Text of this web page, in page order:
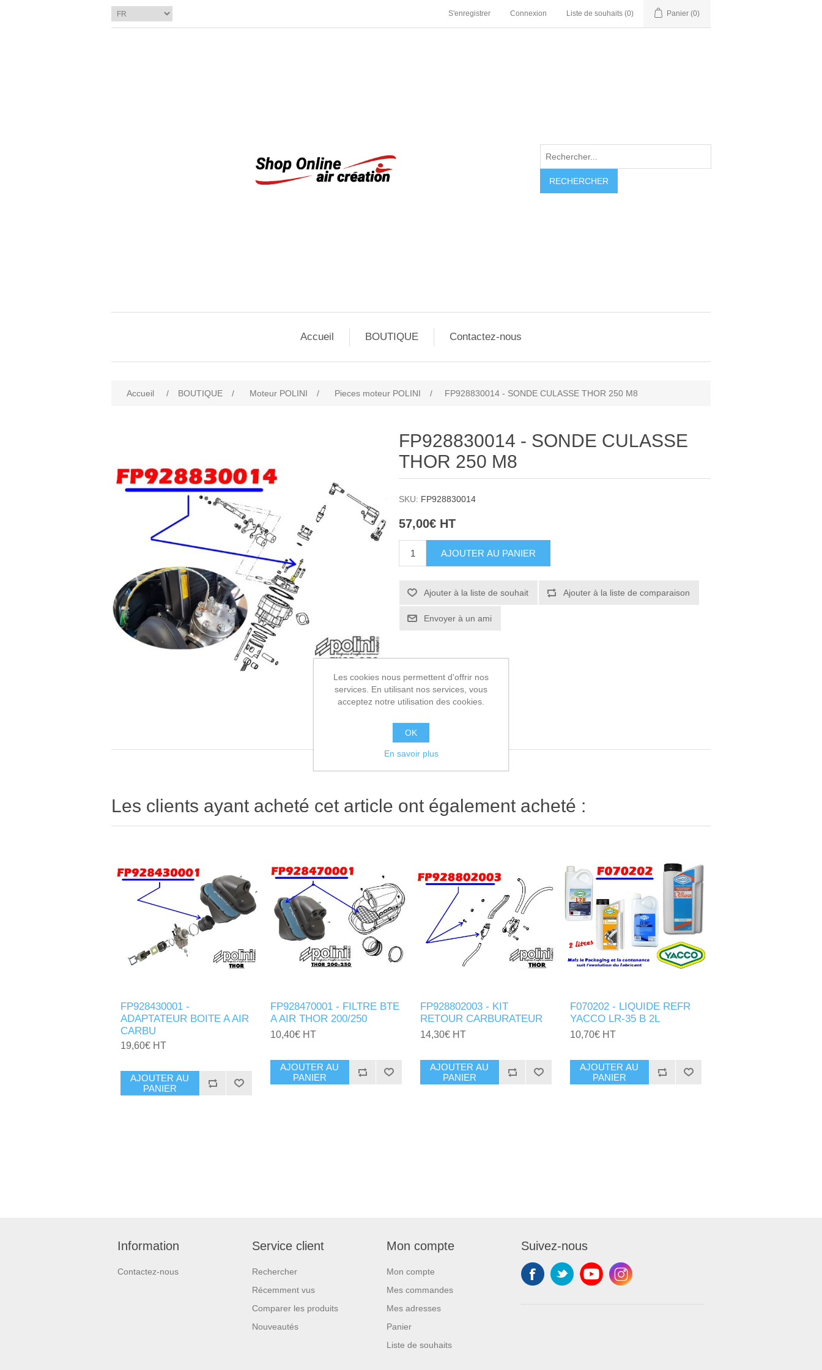
S'enregistrer Connexion Liste de souhaits (0) Panier (0)
RECHERCHER
Accueil BOUTIQUE Contactez-nous
Accueil / BOUTIQUE / Moteur POLINI / Pieces moteur POLINI / FP928830014 - SONDE CULASSE THOR 250 M8
FP928830014 - SONDE CULASSE
THOR 250 M8
SKU: FP928830014
57,00€ HT
AJOUTER AU PANIER
Ajouter à la liste de souhait Ajouter à la liste de comparaison
Envoyer à un ami
Les clients ayant acheté cet article ont également acheté :
FP928430001 -
ADAPTATEUR BOITE A AIR
CARBU
19,60€ HT
AJOUTER AU
PANIER
FP928470001 - FILTRE BTE
A AIR THOR 200/250
10,40€ HT
AJOUTER AU
PANIER
FP928802003 - KIT
RETOUR CARBURATEUR
14,30€ HT
AJOUTER AU
PANIER
F070202 - LIQUIDE REFR
YACCO LR-35 B 2L
10,70€ HT
AJOUTER AU
PANIER
Information
Contactez-nous
Service client
Rechercher
Récemment vus
Comparer les produits
Nouveautés
Mon compte
Mon compte
Mes commandes
Mes adresses
Panier
Liste de souhaits
Suivez-nous
Les cookies nous permettent d'offrir nos
services. En utilisant nos services, vous
acceptez notre utilisation des cookies.
OK
En savoir plus